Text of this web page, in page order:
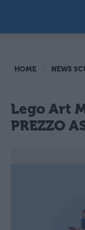
HOME NEWS
Lego Art
PREZZO